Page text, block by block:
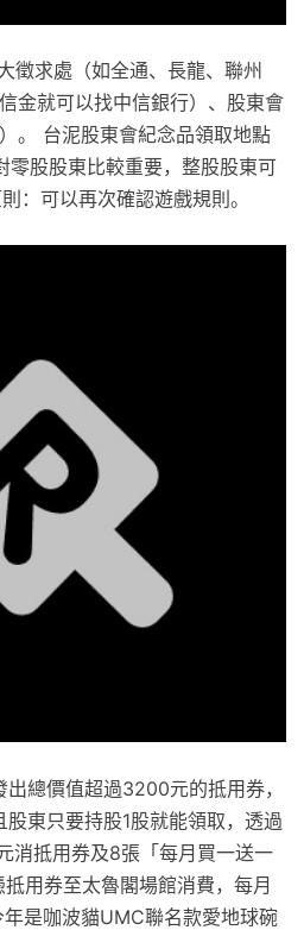
徵求處（如全通、長龍、聯州
金就可以找中信銀行）、股東會
。 台泥股東會紀念品領取地點
股股東比較重要，整股股東可
：可以再次確認遊戲規則。
總價值超過3200元的抵用券，
東只要持股1股就能領取，透過
消抵用券及8張「每月買一送一
用券至太魯閣場館消費，每月
是咖波貓UMC聯名款愛地球碗